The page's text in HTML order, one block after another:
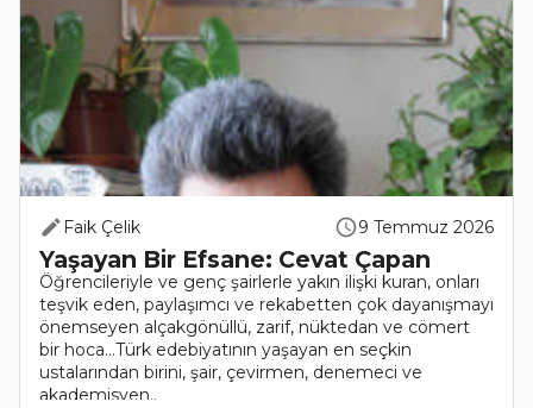
Faik Çelik 9 Temmuz 2026
Yaşayan Bir Efsane: Cevat Çapan
Öğrencileriyle ve genç şairlerle yakın ilişki kuran, onları
teşvik eden, paylaşımcı ve rekabetten çok dayanışmayı
önemseyen alçakgönüllü, zarif, nüktedan ve cömert
bir hoca…Türk edebiyatının yaşayan en seçkin
ustalarından birini, şair, çevirmen, denemeci ve
akademisyen..